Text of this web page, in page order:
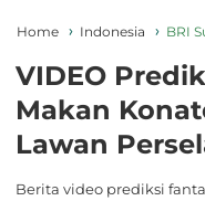
Home Indonesia BRI
VIDEO
Makan
Lawan
Berita video prediksi